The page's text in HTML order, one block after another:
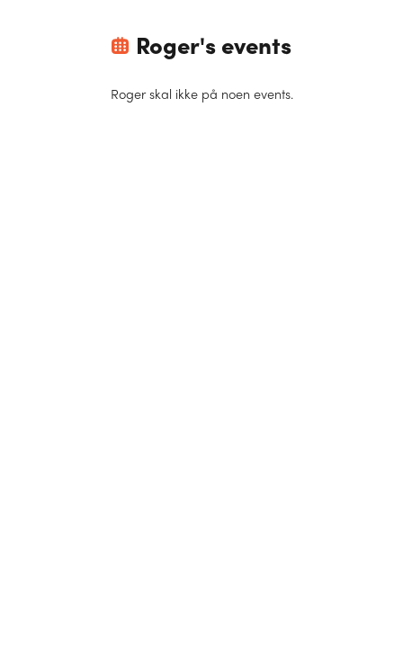
Roger's events
Rogerskal ikke på noen events.